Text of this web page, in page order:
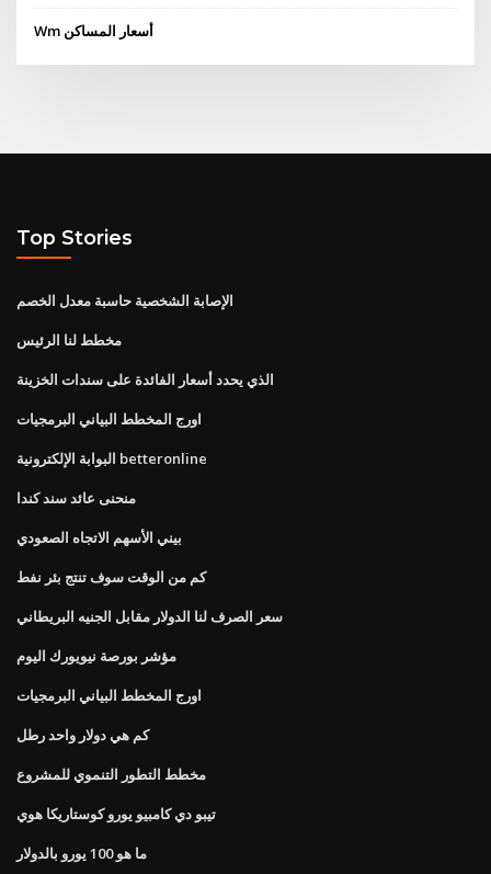
Wm أسعار المساكن
Top Stories
الإصابة الشخصية حاسبة معدل الخصم
مخطط لنا الرئيس
الذي يحدد أسعار الفائدة على سندات الخزينة
اورج المخطط البياني البرمجيات
البوابة الإلكترونية betteronline
منحنى عائد سند كندا
بيني الأسهم الاتجاه الصعودي
كم من الوقت سوف تنتج بئر نفط
سعر الصرف لنا الدولار مقابل الجنيه البريطاني
مؤشر بورصة نيويورك اليوم
اورج المخطط البياني البرمجيات
كم هي دولار واحد رطل
مخطط التطور التنموي للمشروع
تيبو دي كامبيو يورو كوستاريكا هوي
ما هو 100 يورو بالدولار